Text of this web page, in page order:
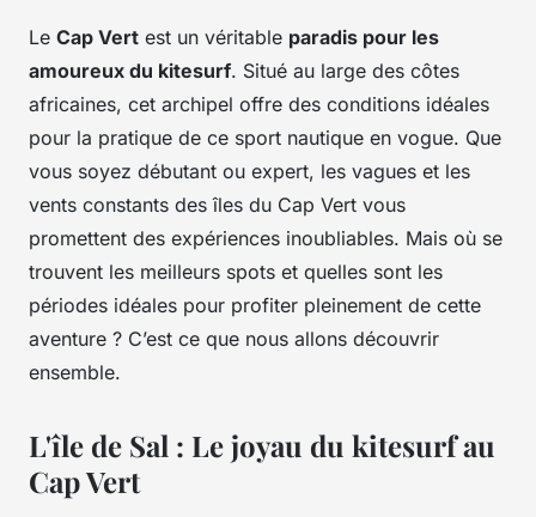
Le Cap Vert est un véritable paradis pour les
amoureux du kitesurf. Situé au large des côtes
africaines, cet archipel offre des conditions idéales
pour la pratique de ce sport nautique en vogue. Que
vous soyez débutant ou expert, les vagues et les
vents constants des îles du Cap Vert vous
promettent des expériences inoubliables. Mais où se
trouvent les meilleurs spots et quelles sont les
périodes idéales pour profiter pleinement de cette
aventure ? C’est ce que nous allons découvrir
ensemble.
L'île de Sal : Le joyau du kitesurf au
Cap Vert